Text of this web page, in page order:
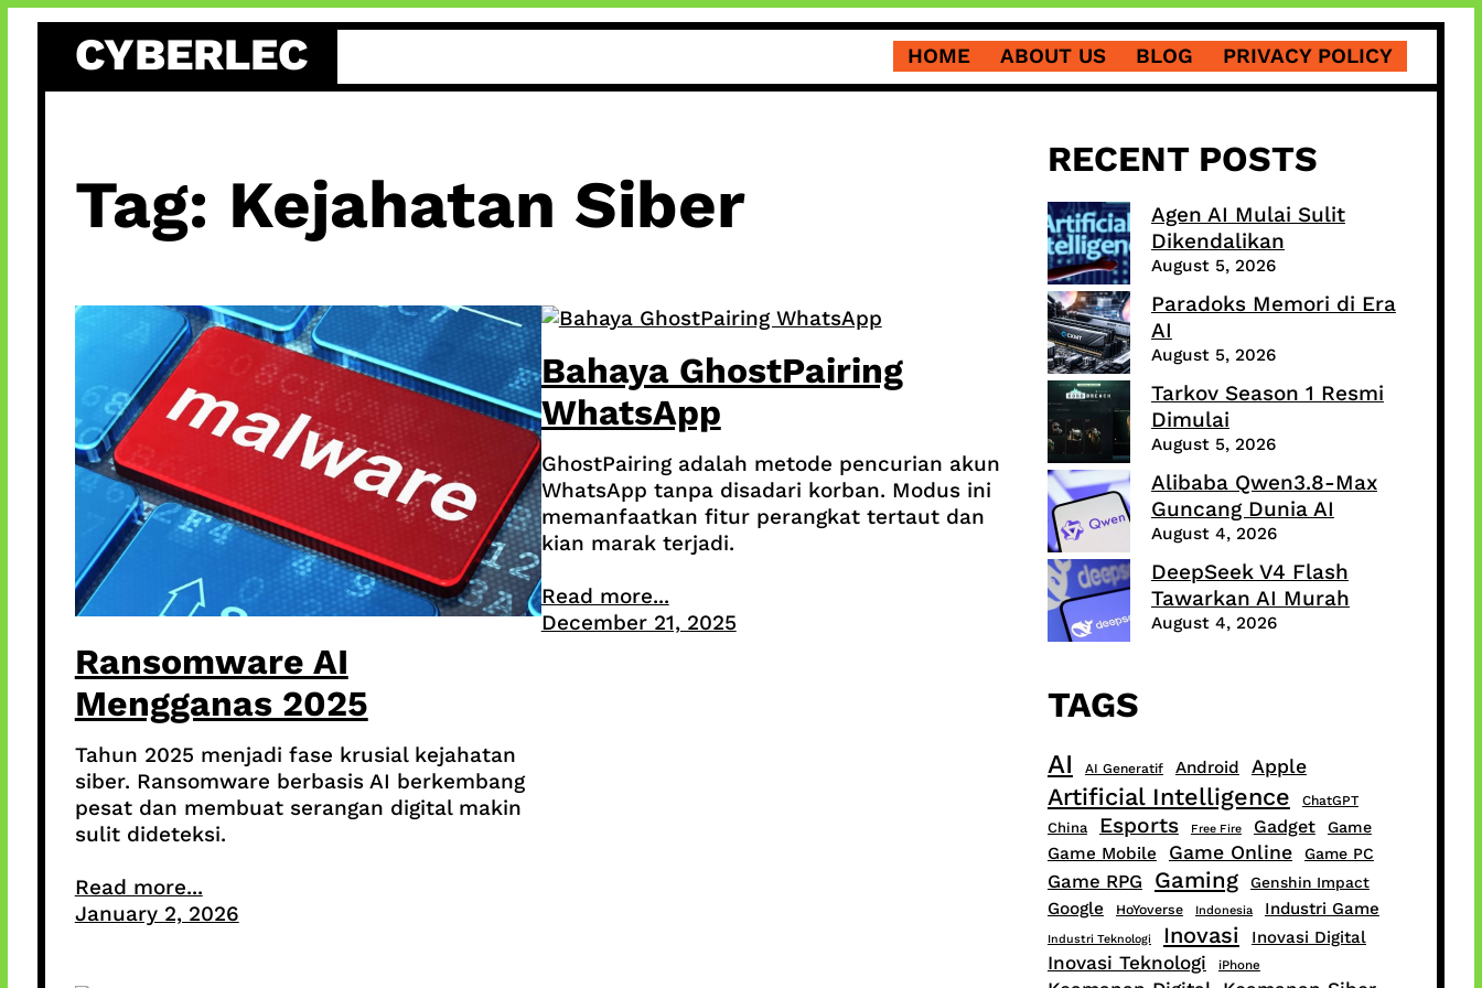
content
CYBERLEC HOME ABOUT US BLOG PRIVACY POLICY
Tag: Kejahatan Siber
Ransomware AI
Mengganas 2025
Tahun 2025 menjadi fase krusial kejahatan
siber. Ransomware berbasis AI berkembang
pesat dan membuat serangan digital makin
sulit dideteksi.
Read more...
January 2, 2026
Bahaya GhostPairing
WhatsApp
GhostPairing adalah metode pencurian akun
WhatsApp tanpa disadari korban. Modus ini
memanfaatkan fitur perangkat tertaut dan
kian marak terjadi.
Read more...
December 21, 2025
RECENT POSTS
Agen AI Mulai Sulit
Dikendalikan
August 5, 2026
Paradoks Memori di Era
AI
August 5, 2026
Tarkov Season 1 Resmi
Dimulai
August 5, 2026
Alibaba Qwen3.8-Max
Guncang Dunia AI
August 4, 2026
DeepSeek V4 Flash
Tawarkan AI Murah
August 4, 2026
TAGS
AI AI Generatif Android Apple
Artificial Intelligence ChatGPT
China Esports Free Fire Gadget Game
Game Mobile Game Online Game PC
Game RPG Gaming Genshin Impact
Google HoYoverse Indonesia Industri Game
Industri Teknologi Inovasi Inovasi Digital
Inovasi Teknologi iPhone